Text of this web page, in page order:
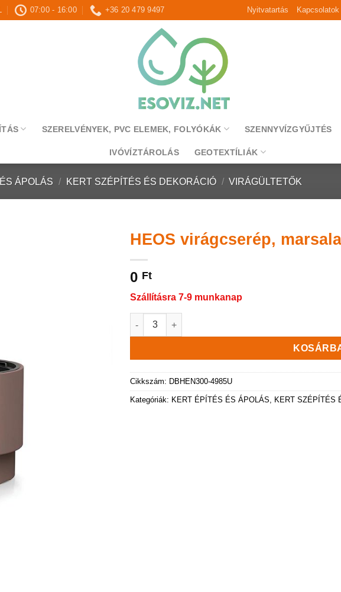
07:00 - 16:00 +36 20 479 9497 Nyitvatartás Kapcsolatok
SZERELVÉNYEK, PVC ELEMEK, FOLYÓKÁK SZENNYVÍZGYŰJTÉS
IVÓVÍZTÁROLÁS GEOTEXTÍLIÁK
ÁPOLÁS / KERT SZÉPÍTÉS ÉS DEKORÁCIÓ / VIRÁGÜLTETŐK
HEOS virágcserép,
0 Ft
Szállításra 7-9 munkanap
HEOS virágcserép, marsala, 28 cm mennyiség
Cikkszám: DBHEN300-4985U
Kategóriák: KERT ÉPÍTÉS ÉS ÁPOLÁS KERT SZÉPÍTÉS